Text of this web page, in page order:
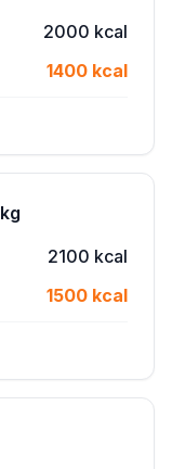
2000 kcal
1400 kcal
2100 kcal
1500 kcal